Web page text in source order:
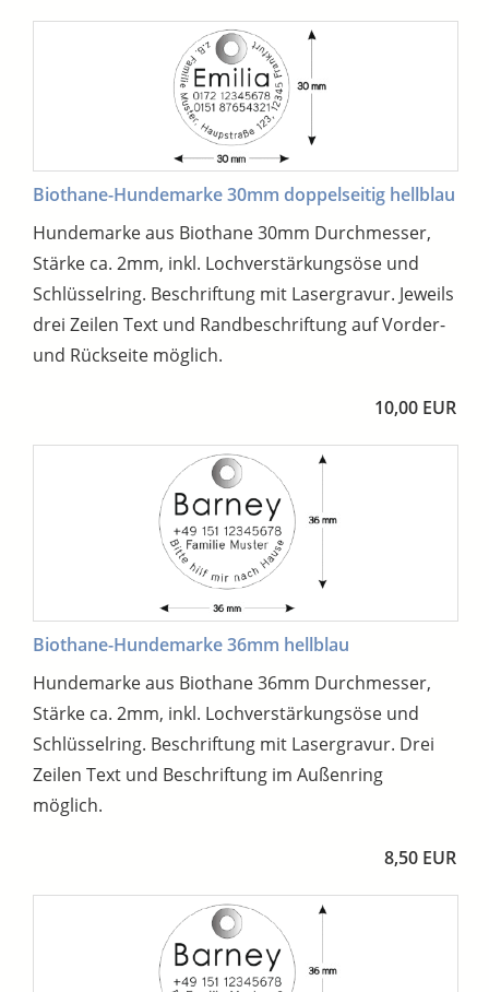
Biothane-Hundemarke 30mm doppelseitig hellblau
Hundemarke aus Biothane 30mm Durchmesser,
Stärke ca. 2mm, inkl. Lochverstärkungsöse und
Schlüsselring. Beschriftung mit Lasergravur. Jeweils
drei Zeilen Text und Randbeschriftung auf Vorder-
und Rückseite möglich.
10,00 EUR
Biothane-Hundemarke 36mm hellblau
Hundemarke aus Biothane 36mm Durchmesser,
Stärke ca. 2mm, inkl. Lochverstärkungsöse und
Schlüsselring. Beschriftung mit Lasergravur. Drei
Zeilen Text und Beschriftung im Außenring
möglich.
8,50 EUR